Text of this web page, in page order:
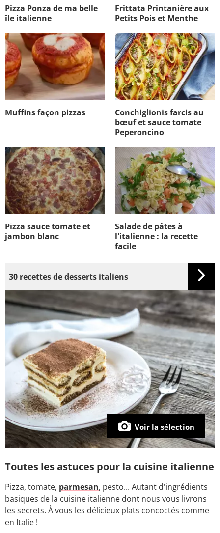
Pizza Ponza de ma belle
île italienne
Frittata Printanière aux
Petits Pois et Menthe
Muffins façon pizzas
Conchiglionis farcis au
bœuf et sauce tomate
Peperoncino
Pizza sauce tomate et
jambon blanc
Salade de pâtes à
l'italienne : la recette
facile
Voir la sélection
30 recettes de desserts italiens
Toutes les astuces pour la cuisine italienne
Pizza, tomate, parmesan, pesto... Autant d'ingrédients
basiques de la cuisine italienne dont nous vous livrons
les secrets. À vous les délicieux plats concoctés comme
en Italie !